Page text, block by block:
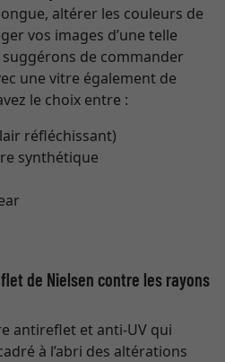
altérer les couleurs de
vos images d’une telle
de commander
une vitre également de
le choix entre :
réfléchissant)
synthétique
de Nielsen contre les rayons
antireflet et anti-UV qui
à l’abri des altérations